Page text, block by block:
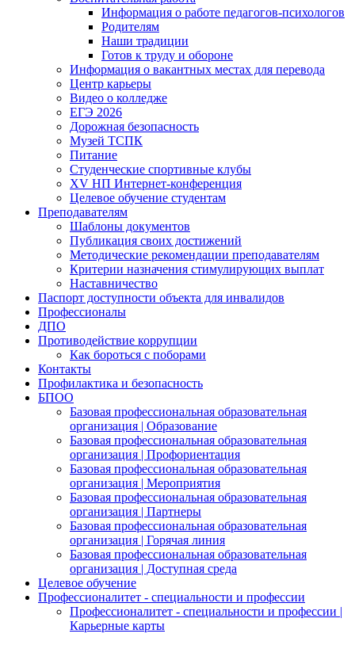
Информация о работе педагогов-психологов
Родителям
Наши традиции
Готов к труду и обороне
Информация о вакантных местах для перевода
Центр карьеры
Видео о колледже
ЕГЭ 2026
Дорожная безопасность
Музей ТСПК
Питание
Студенческие спортивные клубы
XV НП Интернет-конференция
Целевое обучение студентам
Преподавателям
Шаблоны документов
Публикация своих достижений
Методические рекомендации преподавателям
Критерии назначения стимулирующих выплат
Наставничество
Паспорт доступности объекта для инвалидов
Профессионалы
ДПО
Противодействие коррупции
Как бороться с поборами
Контакты
Профилактика и безопасность
БПОО
Базовая профессиональная образовательная
организация | Образование
Базовая профессиональная образовательная
организация | Профориентация
Базовая профессиональная образовательная
организация | Мероприятия
Базовая профессиональная образовательная
организация | Партнеры
Базовая профессиональная образовательная
организация | Горячая линия
Базовая профессиональная образовательная
организация | Доступная среда
Целевое обучение
Профессионалитет - специальности и профессии
Профессионалитет - специальности и профессии |
Карьерные карты